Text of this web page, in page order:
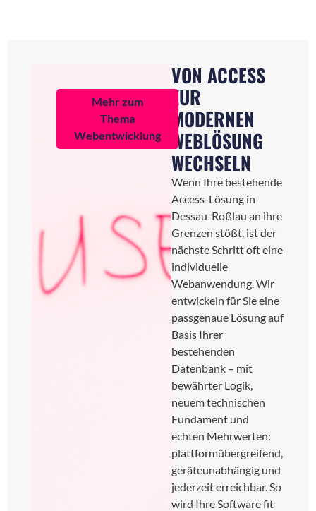
VON ACCESS
ZUR
MODERNEN
WEBLÖSUNG
WECHSELN
Wenn Ihre bestehende
Access-Lösung in
Dessau-Roßlau an ihre
Grenzen stößt, ist der
nächste Schritt oft eine
individuelle
Webanwendung. Wir
entwickeln für Sie eine
passgenaue Lösung auf
Basis Ihrer
bestehenden
Datenbank – mit
bewährter Logik,
neuem technischen
Fundament und
echten Mehrwerten:
plattformübergreifend,
geräteunabhängig und
jederzeit erreichbar. So
wird Ihre Software fit
Mehr zum
Thema
Webentwicklung